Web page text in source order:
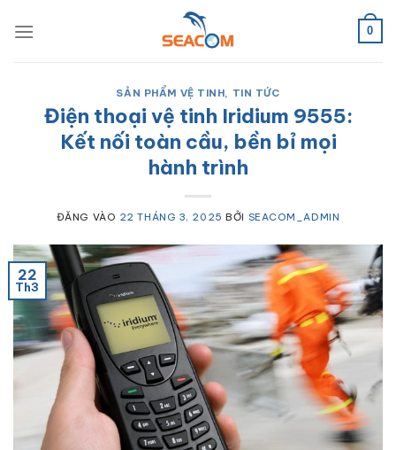
qua
0
SẢN PHẨM VỆ TINH, TIN TỨC
Điện thoại vệ tinh Iridium 9555:
Kết nối toàn cầu, bền bỉ mọi
hành trình
ĐĂNG VÀO 22 THÁNG 3, 2025 BỞI SEACOM_ADMIN
22
Th3